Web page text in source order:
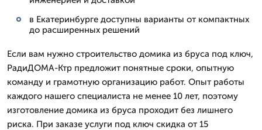
в Екатеринбурге доступны варианты от компактных
до расширенных решений
Если вам нужно строительство домика из бруса под ключ,
РадиДОМА-Ктр предложит понятные сроки, опытную
команду и грамотную организацию работ. Опыт работы
каждого нашего специалиста не менее 10 лет, поэтому
изготовление домика из бруса проходит без лишнего
риска. При заказе услуги под ключ скидка от 15